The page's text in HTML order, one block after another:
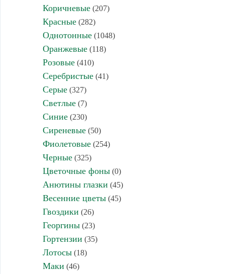
Коричневые(207)
Красные(282)
Однотонные(1048)
Оранжевые(118)
Розовые(410)
Серебристые(41)
Серые(327)
Светлые(7)
Синие(230)
Сиреневые(50)
Фиолетовые(254)
Черные(325)
Цветочные фоны(0)
Анютины глазки (45)
Весенние цветы(45)
Гвоздики (26)
Георгины(23)
Гортензии (35)
Лотосы(18)
Маки (46)